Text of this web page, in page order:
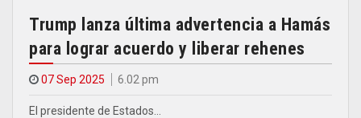
Trump lanza última advertencia a Hamás
para lograr acuerdo y liberar rehenes
07 Sep 2025 6.02 pm
El presidente de Estados…